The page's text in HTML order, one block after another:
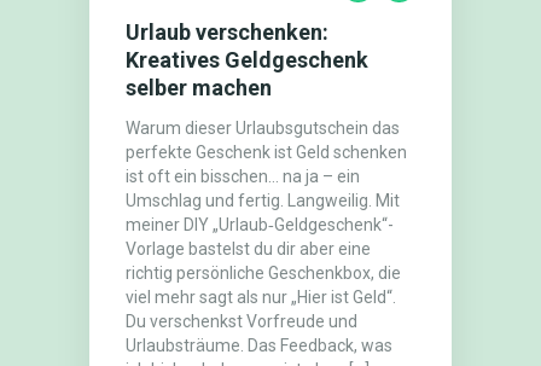
Urlaub verschenken:
Kreatives Geldgeschenk
selber machen
Warum dieser Urlaubsgutschein das
perfekte Geschenk ist Geld schenken
ist oft ein bisschen… na ja – ein
Umschlag und fertig. Langweilig. Mit
meiner DIY „Urlaub‑Geldgeschenk“-
Vorlage bastelst du dir aber eine
richtig persönliche Geschenkbox, die
viel mehr sagt als nur „Hier ist Geld“.
Du verschenkst Vorfreude und
Urlaubsträume. Das Feedback, was